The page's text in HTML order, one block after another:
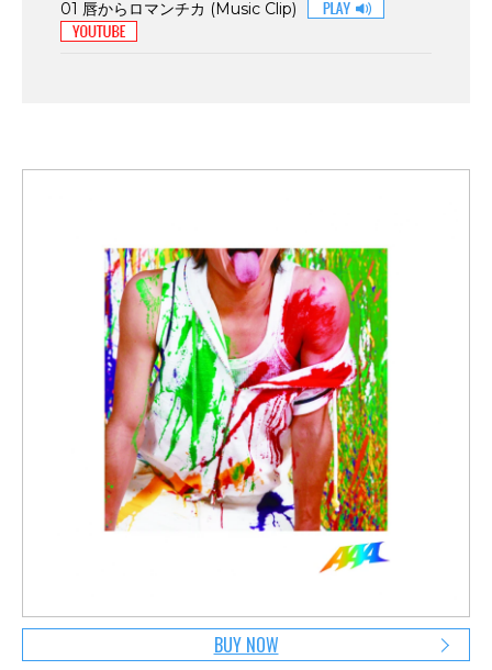
01 唇からロマンチカ (Music Clip)
BUY NOW